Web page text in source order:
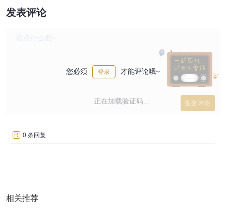
发表评论
您必须 登录 才能评论哦~
正在加载验证码...
R 0 条回复
相关推荐